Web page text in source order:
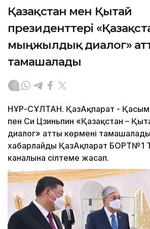
Қазақстан мен Қытай
президенттері
мыңжылдық диалог»
тамашалады
НҰР-СҰЛТАН. ҚазАқпарат -
пен Си Цзиньпин «Қазақстан –
диалог» атты көрмені
хабарлайды ҚазАқпарат БОРТ№1
каналына сілтеме жасап.